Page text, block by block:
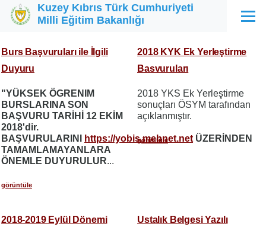
Ana içeriğe atla
Kuzey Kıbrıs Türk Cumhuriyeti
Milli Eğitim Bakanlığı
Menü
Burs Başvuruları ile İlgili
Duyuru
"YÜKSEK ÖGRENIM
BURSLARINA SON
BAŞVURU TARİHİ 12 EKİM
2018'dir.
BAŞVURULARINI
https://yobis.mebnet.net ÜZERİNDEN
TAMAMLAMAYANLARA
ÖNEMLE DUYURULUR...
görüntüle
2018 KYK Ek Yerleştirme
Basvuruları
2018 YKS Ek Yerleştirme
sonuçları ÖSYM tarafından
açıklanmıştır.
görüntüle
2018-2019 Eylül Dönemi
Ustalık Belgesi Yazılı